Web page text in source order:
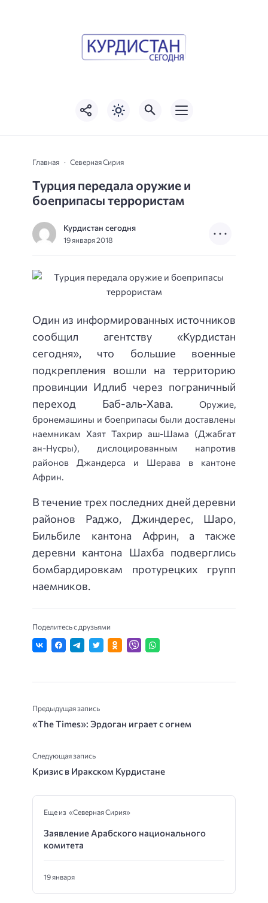
Главная Северная Сирия
Турция передала оружие и
боеприпасы террористам
Курдистан сегодня
19 января 2018
Один из информированных источников
сообщил агентству «Курдистан
сегодня», что большие военные
подкрепления вошли на территорию
провинции Идлиб через пограничный
переход Баб-аль-Хава. Оружие,
бронемашины и боеприпасы были доставлены
наемникам Хаят Тахрир аш-Шама (Джабгат
ан-Нусры), дислоцированным напротив
районов Джандерса и Шерава в кантоне
Африн.
В течение трех последних дней деревни
районов Раджо, Джиндерес, Шаро,
Бильбиле кантона Африн, а также
деревни кантона Шахба подверглись
бомбардировкам протурецких групп
наемников.
Поделитесь с друзьями
Предыдущая запись
«The Times»: Эрдоган играет с огнем
Следующая запись
Кризис в Иракском Курдистане
Еще из «Северная Сирия»
Заявление Арабского национального
комитета
19 января